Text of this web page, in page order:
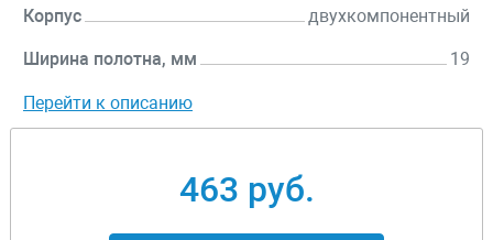
Корпус двухкомпонентный
Ширина полотна, мм 19
Перейти к описанию
463 руб.